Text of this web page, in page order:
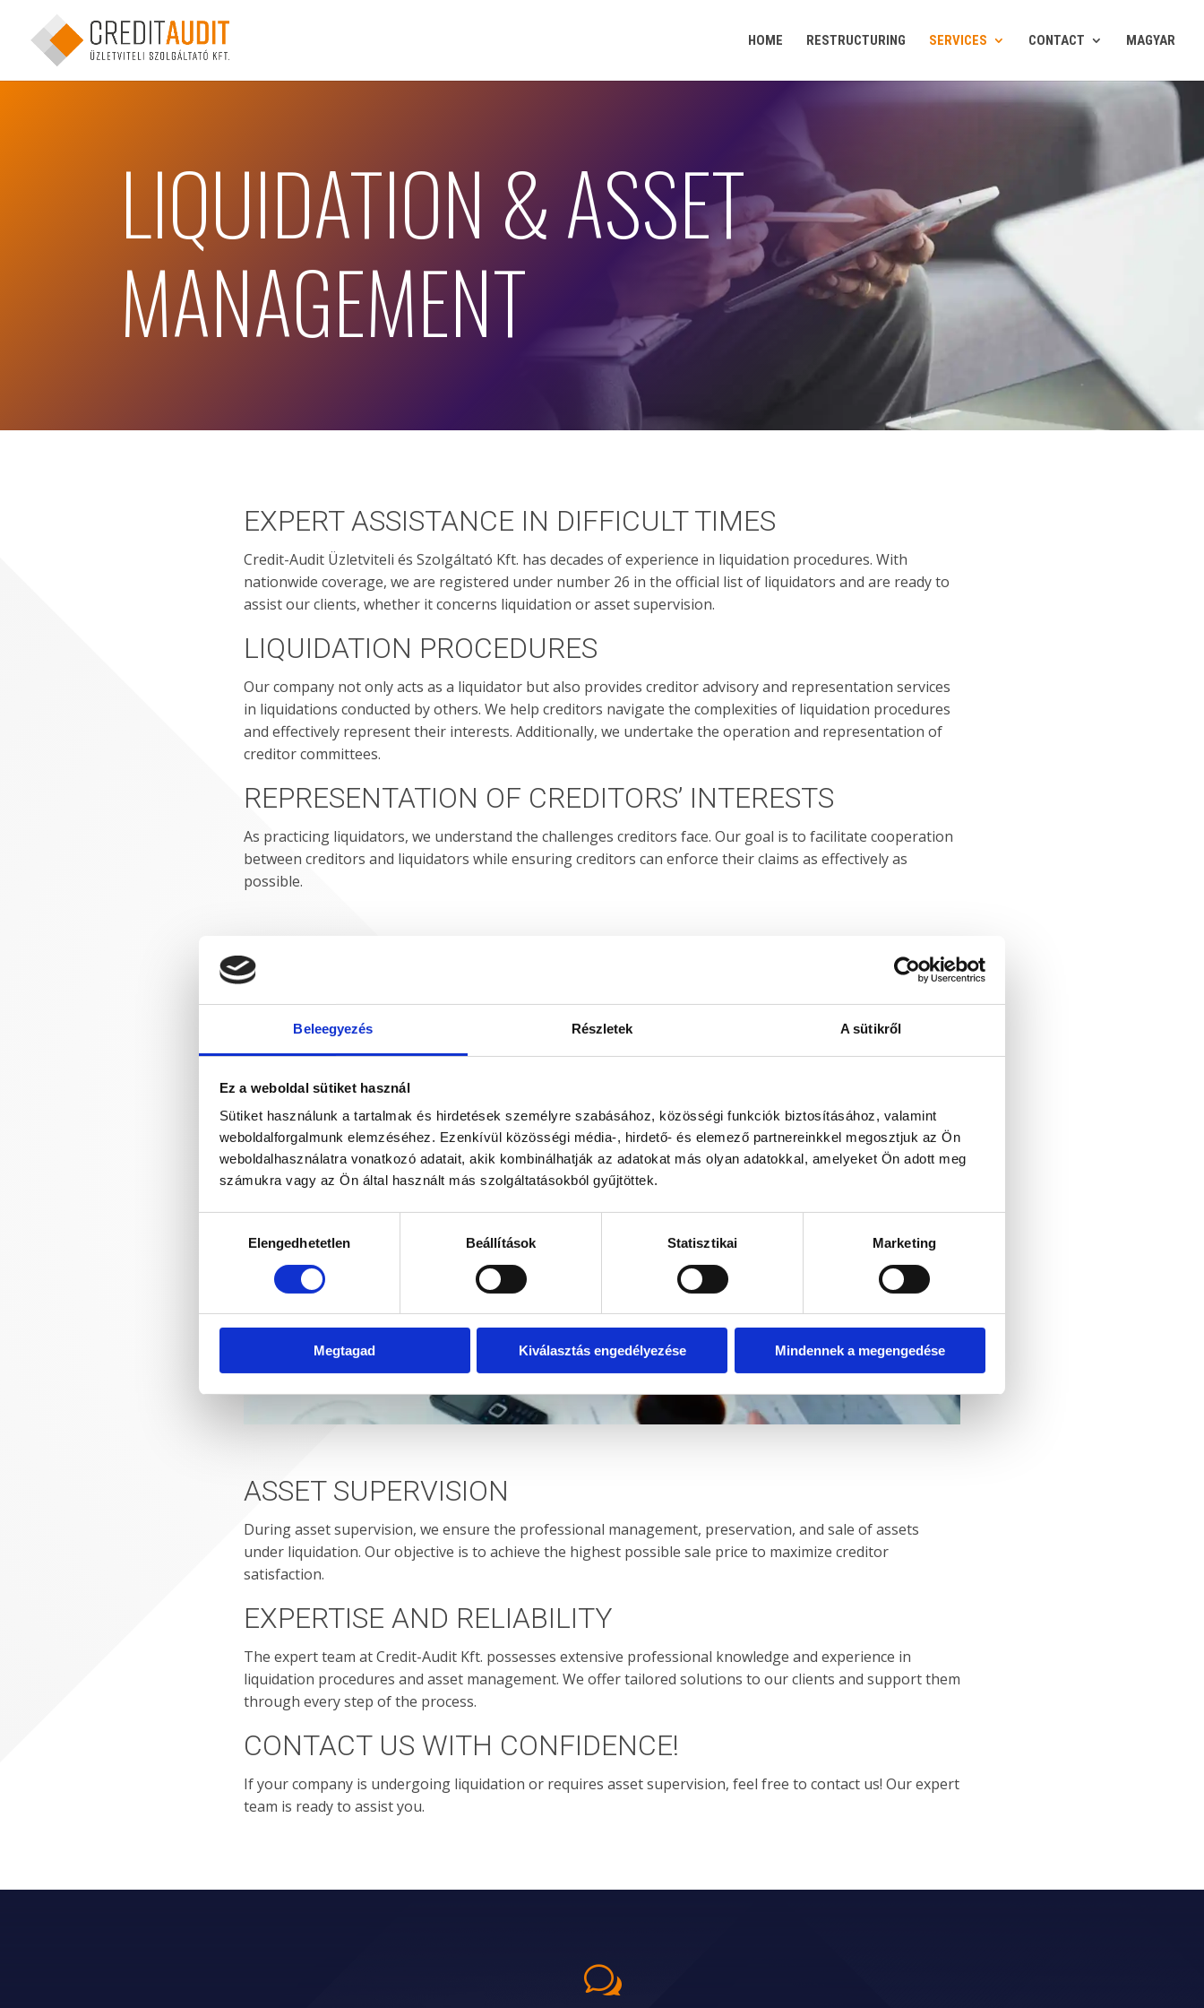
Beleegyezés Részletek A sütikről
Ez a weboldal sütiket használ
Sütiket használunk a tartalmak és hirdetések személyre szabásához, közösségi funkciók biztosításához, valamint
weboldalforgalmunk elemzéséhez. Ezenkívül közösségi média-, hirdető- és elemező partnereinkkel megosztjuk az Ön
weboldalhasználatra vonatkozó adatait, akik kombinálhatják az adatokat más olyan adatokkal, amelyeket Ön adott meg
számukra vagy az Ön által használt más szolgáltatásokból gyűjtöttek.
kiválasztásaElengedhetetlen Beállítások Statisztikai Marketing
Megtagad Kiválasztás engedélyezése Mindennek a megengedése
HOME RESTRUCTURING SERVICES CONTACT MAGYAR
LIQUIDATION & ASSET
MANAGEMENT
EXPERT ASSISTANCE IN DIFFICULT TIMES
Credit-Audit Üzletviteli és Szolgáltató Kft. has decades of experience in liquidation procedures. With
nationwide coverage, we are registered under number 26 in the official list of liquidators and are ready to
assist our clients, whether it concerns liquidation or asset supervision.
LIQUIDATION PROCEDURES
Our company not only acts as a liquidator but also provides creditor advisory and representation services
in liquidations conducted by others. We help creditors navigate the complexities of liquidation procedures
and effectively represent their interests. Additionally, we undertake the operation and representation of
creditor committees.
REPRESENTATION OF CREDITORS’ INTERESTS
As practicing liquidators, we understand the challenges creditors face. Our goal is to facilitate cooperation
between creditors and liquidators while ensuring creditors can enforce their claims as effectively as
possible.
ASSET SUPERVISION
During asset supervision, we ensure the professional management, preservation, and sale of assets
under liquidation. Our objective is to achieve the highest possible sale price to maximize creditor
satisfaction.
EXPERTISE AND RELIABILITY
The expert team at Credit-Audit Kft. possesses extensive professional knowledge and experience in
liquidation procedures and asset management. We offer tailored solutions to our clients and support them
through every step of the process.
CONTACT US WITH CONFIDENCE!
If your company is undergoing liquidation or requires asset supervision, feel free to contact us! Our expert
team is ready to assist you.
w